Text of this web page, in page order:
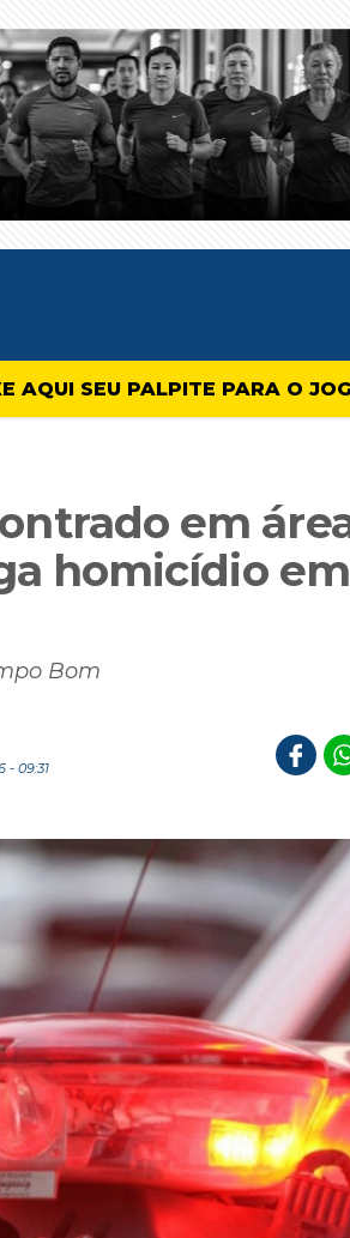
AQUI SEU PALPITE PARA O
em
homicídio em
Bom
- 09:31